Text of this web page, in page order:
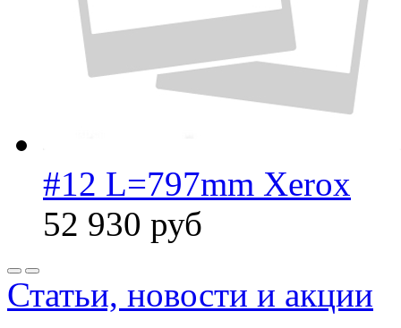
#12 L=797mm Xerox
52 930 руб
Статьи, новости и акции